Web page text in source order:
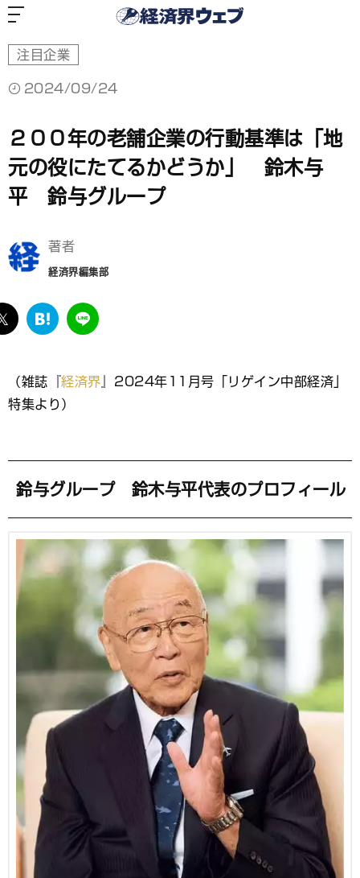
注目企業
2024/09/24
２００年の老舗企業の行動基準は「地
元の役にたてるかどうか」 鈴木与
平 鈴与グループ
著者
経済界編集部
twitter
は
ブ
ッ
ク
LINE
（雑誌『 経済界 』2024年11月号「リゲイン中部経済」
特集より）
鈴与グループ 鈴木与平代表のプロフィール